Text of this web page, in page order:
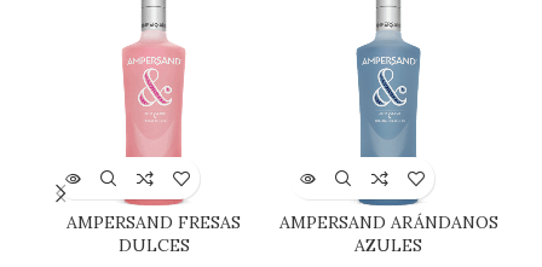
AMPERSAND FRESAS
DULCES
AMPERSAND ARÁNDANOS
AZULES